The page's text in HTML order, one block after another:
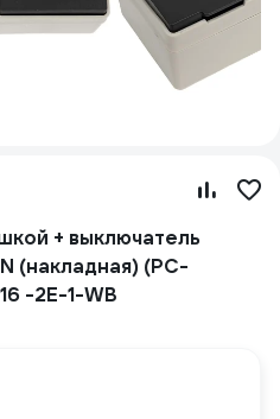
+ выключатель
(накладная) (PC-
-2Е-1-WB